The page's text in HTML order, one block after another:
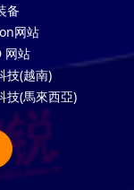
备
网站
网站
技(越南)
技(馬來西亞)